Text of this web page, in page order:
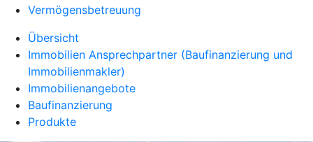
Vermögensbetreuung
Übersicht
Immobilien Ansprechpartner (Baufinanzierung und
Immobilienmakler)
Immobilienangebote
Baufinanzierung
Produkte